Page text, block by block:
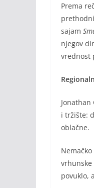
Prema
sajam
njegov
vrednost
i tržište:
oblačne.
vrhunske
povuklo,